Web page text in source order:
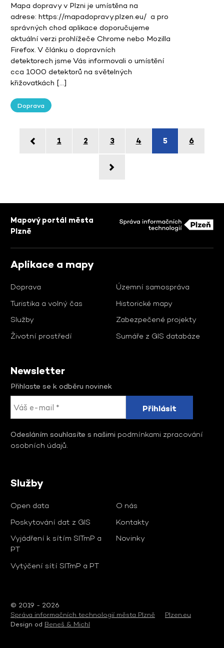
Mapa dopravy v Plzni je umístěna na
adrese: https://mapadopravy.plzen.eu/ a pro
správných chod aplikace doporučujeme
aktuální verzi prohlížeče Chrome nebo Mozilla
Firefox. V článku o dopravních
detektorech jsme Vás informovali o umístění
cca 1000 detektorů na světelných
křižovatkách […]
Doprava
1 2 3 4 5 6
Mapový portál města
Plzně
Aplikace a mapy
Doprava
Turistika a volný čas
Služby
Životní prostředí
Územní samospráva
Historické mapy
Zabezpečené projekty
Sumáře z GIS databáze
Newsletter
Přihlaste se k odběru novinek
Odesláním souhlasíte s našimi podmínkami zpracování
osobních údajů.
Služby
Open data
Poskytování dat z GIS
Vyjádření k sítím SITmP a
PT
Vytýčení sítí SITmP a PT
O nás
Kontakty
Novinky
© 2019 - 2026
Správa informačních technologií města Plzně
Plzen.eu
Design od Beneš & Michl